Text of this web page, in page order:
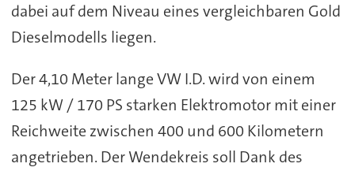
dabei auf dem Niveau eines vergleichbaren Gold
Dieselmodells liegen.
Der 4,10 Meter lange VW I.D. wird von einem
125 kW / 170 PS starken Elektromotor mit einer
Reichweite zwischen 400 und 600 Kilometern
angetrieben. Der Wendekreis soll Dank des